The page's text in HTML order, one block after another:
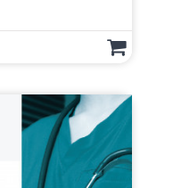
ะสาท - Media